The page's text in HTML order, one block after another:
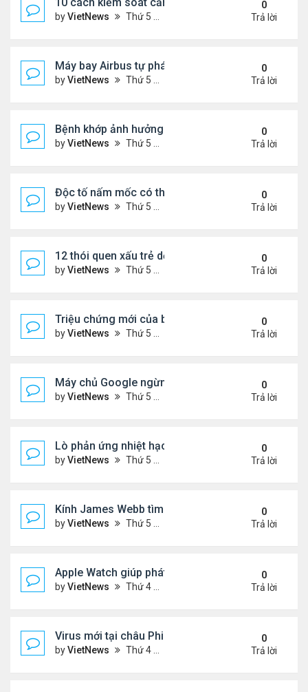
byVietNews Thứ 5 Tháng 7 28, 2022 1:36 pm
0
Trả lời
Máy bay Airbus tự phá kỷ lục bay lâu trong khí
byVietNews Thứ 5 Tháng 7 28, 2022 1:35 pm
0
Trả lời
Bệnh khớp ảnh hưởng đời sống chăn gối thế nào?
byVietNews Thứ 5 Tháng 7 28, 2022 1:33 pm
0
Trả lời
Độc tố nấm mốc có thể gây ung thư
byVietNews Thứ 5 Tháng 7 21, 2022 5:25 pm
0
Trả lời
12 thói quen xấu trẻ dễ bắt chước bố mẹ
byVietNews Thứ 5 Tháng 7 21, 2022 4:43 pm
0
Trả lời
Triệu chứng mới của biến thể phụ BA.5
byVietNews Thứ 5 Tháng 7 21, 2022 2:10 pm
0
Trả lời
Máy chủ Google ngừng hoạt động vì nắng nóng
byVietNews Thứ 5 Tháng 7 21, 2022 12:00 pm
0
Trả lời
Lò phản ứng nhiệt hạch nóng gấp 5 lần lõi Mặt
byVietNews Thứ 5 Tháng 7 21, 2022 11:59 am
0
Trả lời
Kính James Webb tìm thấy thiên hà cổ xưa nhất
byVietNews Thứ 5 Tháng 7 21, 2022 11:05 am
0
Trả lời
Apple Watch giúp phát hiện khối u
byVietNews Thứ 4 Tháng 7 20, 2022 5:02 pm
0
Trả lời
Virus mới tại châu Phi nguy hiểm thế nào
byVietNews Thứ 4 Tháng 7 20, 2022 3:18 pm
0
Trả lời